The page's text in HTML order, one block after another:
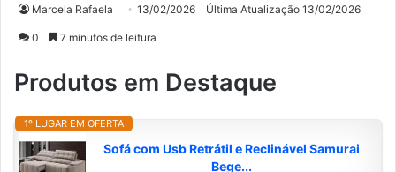
Marcela Rafaela 13/02/2026 Última Atualização 13/02/2026
0 7 minutos de leitura
Produtos em Destaque
1º LUGAR EM OFERTA
Sofá com Usb Retrátil e Reclinável Samurai
Bege...